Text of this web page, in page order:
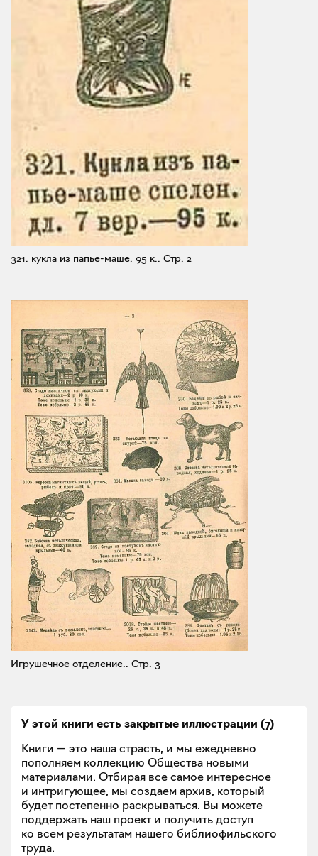
321. кукла из папье-маше. 95 к.. Стр. 2
Игрушечное отделение.. Стр. 3
У этой книги есть закрытые иллюстрации (7)
Книги — это наша страсть, и мы ежедневно
пополняем коллекцию Общества новыми
материалами. Отбирая все самое интересное
и интригующее, мы создаем архив, который
будет постепенно раскрываться. Вы можете
поддержать наш проект и получить доступ
ко всем результатам нашего библиофильского
труда.